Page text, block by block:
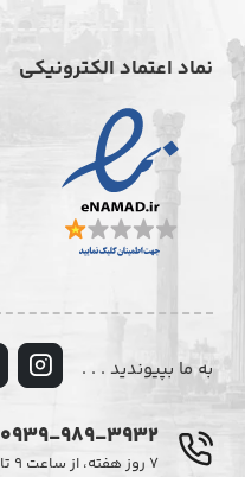
نماد اعتماد الکترونیکی
به ما بپیوندید . . .
0939-989-3932
۷ روز هفته، از ساعت ۹ تا ۲۳